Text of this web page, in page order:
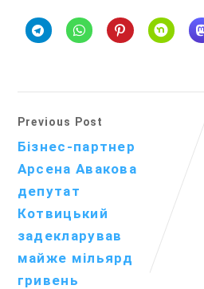
Previous Post
Бізнес-партнер
Арсена Авакова
депутат
Котвицький
задекларував
майже мільярд
гривень